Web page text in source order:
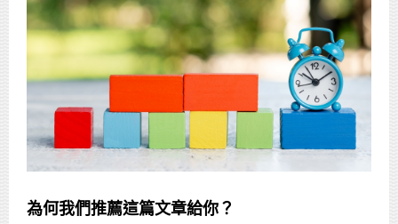
為何我們推薦這篇文章給你？